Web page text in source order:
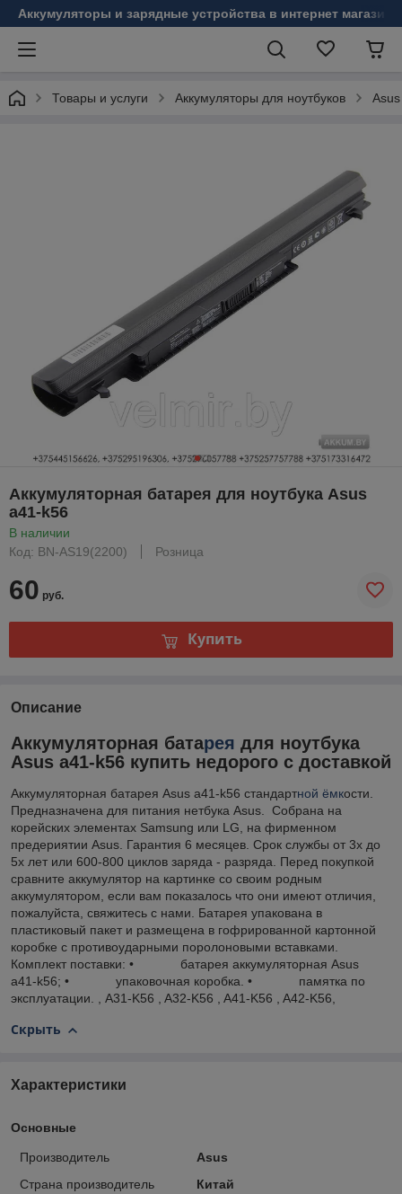
Аккумуляторы и зарядные устройства в интернет магазине
Товары и услуги Аккумуляторы для ноутбуков Asus
Аккумуляторная батарея для ноутбука Asus
a41-k56
В наличии
Код: BN-AS19(2200)
Розница
60 руб.
Купить
Описание
Аккумуляторная батарея для ноутбука
Asus a41-k56 купить недорого с доставкой
Аккумуляторная батарея Asus a41-k56 стандартной ёмкости.
Предназначена для питания нетбука Asus. Собрана на
корейских элементах Samsung или LG, на фирменном
предериятии Asus. Гарантия 6 месяцев. Срок службы от 3х до
5x лет или 600-800 циклов заряда - разряда. Перед покупкой
сравните аккумулятор на картинке со своим родным
аккумулятором, если вам показалось что они имеют отличия,
пожалуйста, свяжитесь с нами. Батарея упакована в
пластиковый пакет и размещена в гофрированной картонной
коробке с противоударными поролоновыми вставками.
Комплект поставки: • батарея аккумуляторная Asus
a41-k56; • упаковочная коробка. • памятка по
эксплуатации. , A31-K56 , A32-K56 , A41-K56 , A42-K56,
Скрыть
Характеристики
Основные
Производитель
Asus
Страна производитель
Китай